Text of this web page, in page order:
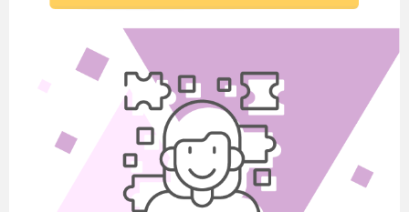
В) один із кутів при основі рівнобедреного
трикутника в інший?
Г) один із кутів різностороннього трикутника в